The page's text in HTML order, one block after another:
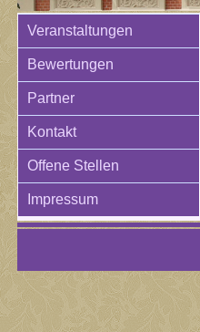
Veranstaltungen
Bewertungen
Partner
Kontakt
Offene Stellen
Impressum